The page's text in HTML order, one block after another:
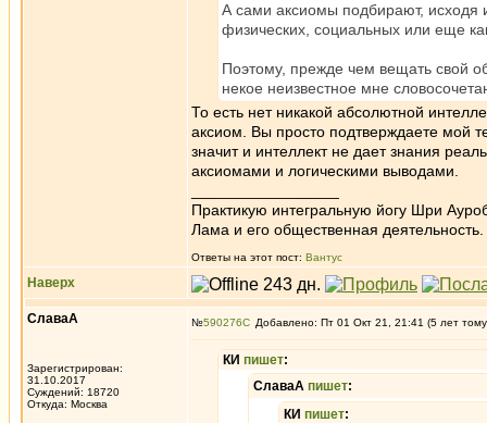
А сами аксиомы подбирают, исходя
физических, социальных или еще
Поэтому, прежде чем вещать свой
некое неизвестное мне
То есть нет никакой абсолютной
аксиом. Вы просто подтверждаете мой
значит и интеллект не дает знания
аксиомами и логическими выводами.
Практикую интегральную йогу Шри
Лама и его общественная деятельность.
Ответы на этот пост: Вантус
Наверх
СлаваА
Зарегистрирован:
31.10.2017
Суждений: 18720
Откуда: Москва
№590276 Добавлено: Пт 01 Окт 21, 21:41 (5 лет
КИ пишет:
СлаваА пишет:
КИ пишет: